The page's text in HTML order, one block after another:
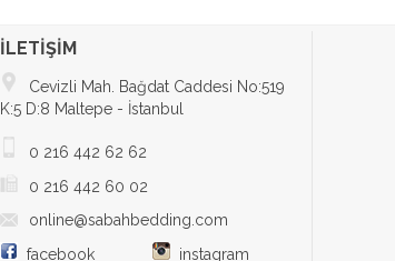
İLETİŞİM
Cevizli Mah. Bağdat Caddesi No:519
K:5 D:8 Maltepe - İstanbul
0 216 442 62 62
0 216 442 60 02
online@sabahbedding.com
facebook instagram